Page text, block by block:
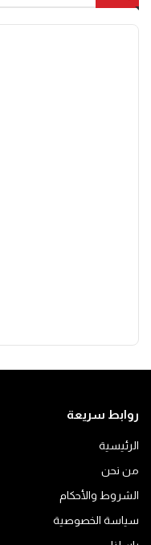
روابط سريعة
الرئيسية
من نحن
الشروط والأحكام
سياسة الخصوصية